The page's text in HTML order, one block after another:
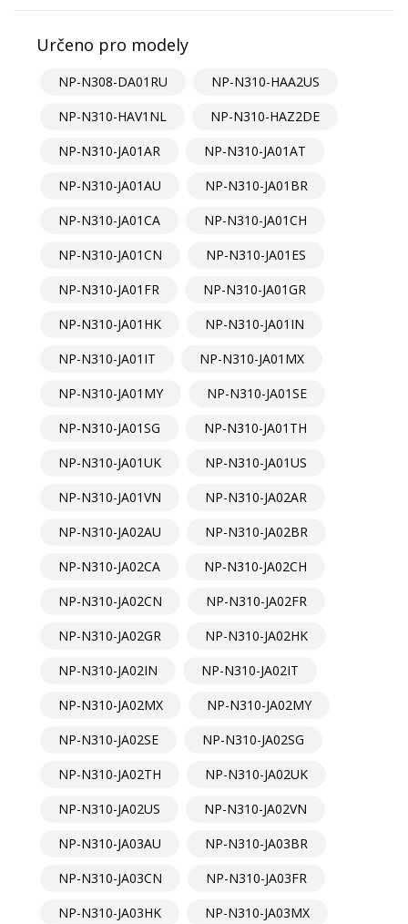
Určeno pro modely
NP-N308-DA01RU
NP-N310-HAA2US
NP-N310-HAV1NL
NP-N310-HAZ2DE
NP-N310-JA01AR
NP-N310-JA01AT
NP-N310-JA01AU
NP-N310-JA01BR
NP-N310-JA01CA
NP-N310-JA01CH
NP-N310-JA01CN
NP-N310-JA01ES
NP-N310-JA01FR
NP-N310-JA01GR
NP-N310-JA01HK
NP-N310-JA01IN
NP-N310-JA01IT
NP-N310-JA01MX
NP-N310-JA01MY
NP-N310-JA01SE
NP-N310-JA01SG
NP-N310-JA01TH
NP-N310-JA01UK
NP-N310-JA01US
NP-N310-JA01VN
NP-N310-JA02AR
NP-N310-JA02AU
NP-N310-JA02BR
NP-N310-JA02CA
NP-N310-JA02CH
NP-N310-JA02CN
NP-N310-JA02FR
NP-N310-JA02GR
NP-N310-JA02HK
NP-N310-JA02IN
NP-N310-JA02IT
NP-N310-JA02MX
NP-N310-JA02MY
NP-N310-JA02SE
NP-N310-JA02SG
NP-N310-JA02TH
NP-N310-JA02UK
NP-N310-JA02US
NP-N310-JA02VN
NP-N310-JA03AU
NP-N310-JA03BR
NP-N310-JA03CN
NP-N310-JA03FR
NP-N310-JA03HK
NP-N310-JA03MX